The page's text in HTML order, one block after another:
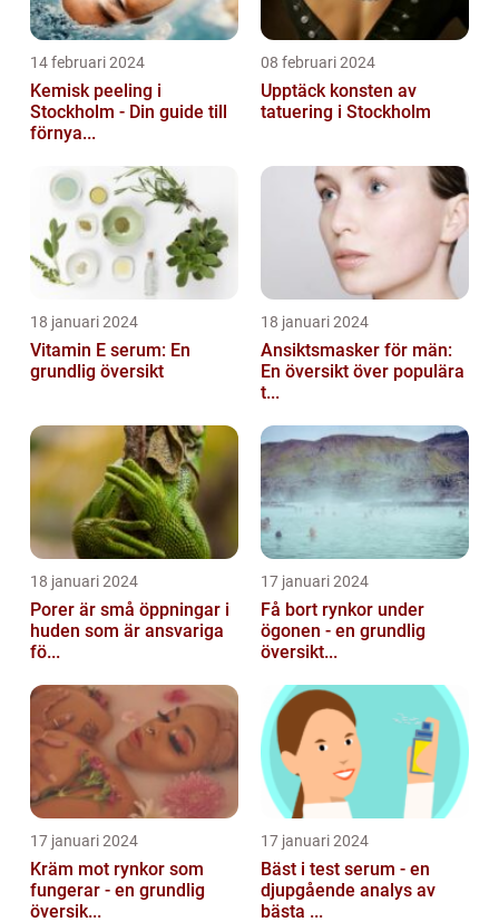
14 februari 2024
Kemisk peeling i
Stockholm - Din guide till
förnya...
08 februari 2024
Upptäck konsten av
tatuering i Stockholm
18 januari 2024
Vitamin E serum: En
grundlig översikt
18 januari 2024
Ansiktsmasker för män:
En översikt över populära
t...
18 januari 2024
Porer är små öppningar i
huden som är ansvariga
fö...
17 januari 2024
Få bort rynkor under
ögonen - en grundlig
översikt...
17 januari 2024
Kräm mot rynkor som
fungerar - en grundlig
översik...
17 januari 2024
Bäst i test serum - en
djupgående analys av
bästa ...